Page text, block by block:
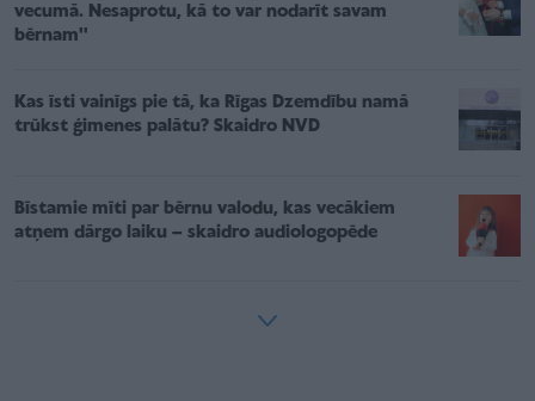
vecumā. Nesaprotu, kā to var nodarīt savam
bērnam''
Kas īsti vainīgs pie tā, ka Rīgas Dzemdību namā
trūkst ģimenes palātu? Skaidro NVD
Bīstamie mīti par bērnu valodu, kas vecākiem
atņem dārgo laiku – skaidro audiologopēde